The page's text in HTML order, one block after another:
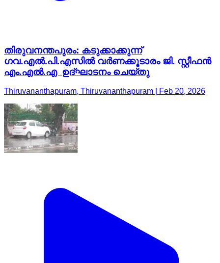
തിരുവനന്തപുരം: കടുക്കാക്കുന്ന്
ഗവ.എല്‍.പി.എസില്‍ വര്‍ണക്കൂടാരം ജി. സ്റ്റീഫന്‍
എം.എല്‍.എ ഉദ്ഘാടനം ചെയ്തു
Thiruvananthapuram, Thiruvananthapuram | Feb 20, 2026